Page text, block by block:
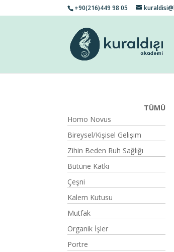
+90(216)449 98 05
TÜMÜ
Homo Novus
Bireysel/Kişisel Gelişim
Zihin Beden Ruh Sağlığı
Bütüne Katkı
Çeşni
Kalem Kutusu
Mutfak
Organik İşler
Portre